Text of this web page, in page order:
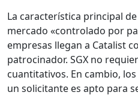
La característica principal
mercado «controlado por
empresas llegan a Catalist
patrocinador. SGX no
cuantitativos. En cambio,
un solicitante es apto para